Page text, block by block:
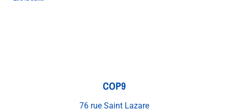
COP9
76 rue Saint Lazare